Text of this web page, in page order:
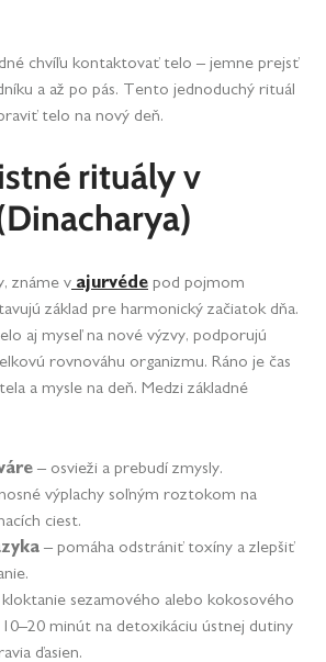
chvíľu kontaktovať telo – jemne prejsť
a až po pás. Tento jednoduchý rituál
telo na nový deň.
rituály v
známe v ajurvéde pod pojmom
základ pre harmonický začiatok dňa.
aj myseľ na nové výzvy, podporujú
rovnováhu organizmu. Ráno je čas
a mysle na deň. Medzi základné
– osvieži a prebudí zmysly.
výplachy soľným roztokom na
ciest.
– pomáha odstrániť toxíny a zlepšiť
sezamového alebo kokosového
minút na detoxikáciu ústnej dutiny
ďasien.